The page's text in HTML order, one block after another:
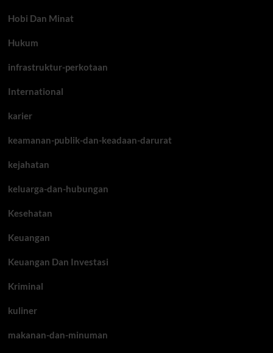
Hobi Dan Minat
Hukum
infrastruktur-perkotaan
International
karier
keamanan-publik-dan-keadaan-darurat
kejahatan
keluarga-dan-hubungan
Kesehatan
Keuangan
Keuangan Dan Investasi
Kriminal
kuliner
makanan-dan-minuman